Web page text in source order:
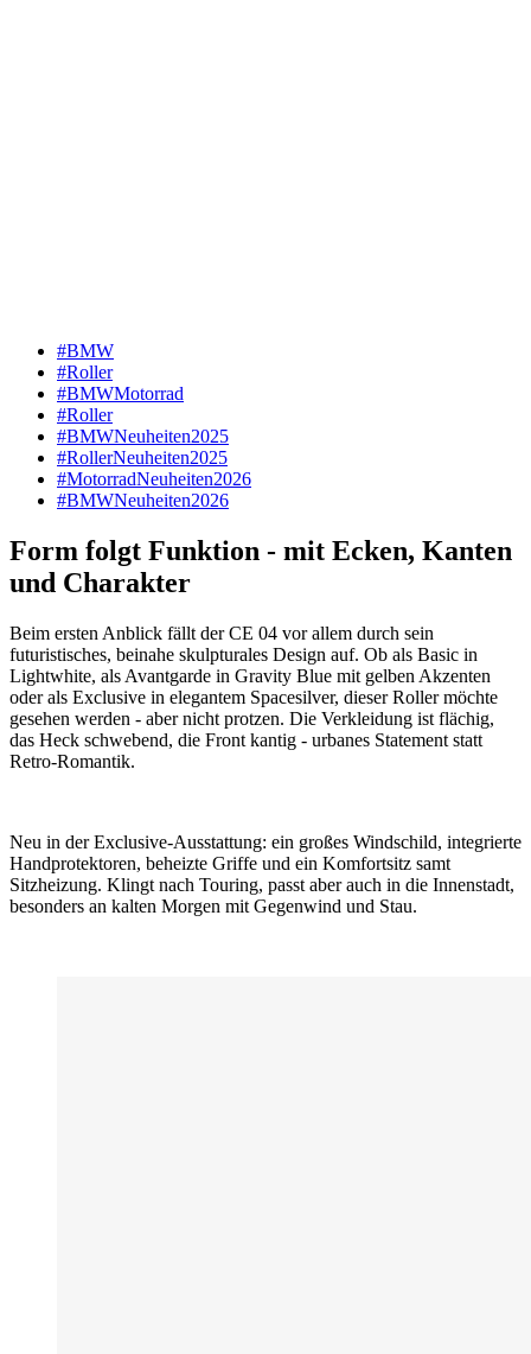
#BMW
#Roller
#BMWMotorrad
#Roller
#BMWNeuheiten2025
#RollerNeuheiten2025
#MotorradNeuheiten2026
#BMWNeuheiten2026
Form folgt Funktion - mit Ecken, Kanten
und Charakter
Beim ersten Anblick fällt der CE 04 vor allem durch sein
futuristisches, beinahe skulpturales Design auf. Ob als Basic in
Lightwhite, als Avantgarde in Gravity Blue mit gelben Akzenten
oder als Exclusive in elegantem Spacesilver, dieser Roller möchte
gesehen werden - aber nicht protzen. Die Verkleidung ist flächig,
das Heck schwebend, die Front kantig - urbanes Statement statt
Retro-Romantik.
Neu in der Exclusive-Ausstattung: ein großes Windschild, integrierte
Handprotektoren, beheizte Griffe und ein Komfortsitz samt
Sitzheizung. Klingt nach Touring, passt aber auch in die Innenstadt,
besonders an kalten Morgen mit Gegenwind und Stau.